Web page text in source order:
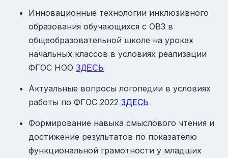
Инновационные технологии инклюзивного
образования обучающихся с ОВЗ в
общеобразовательной школе на уроках
начальных классов в условиях реализации
ФГОС НОО ЗДЕСЬ
Актуальные вопросы логопедии в условиях
работы по ФГОС 2022 ЗДЕСЬ
Формирование навыка смыслового чтения и
достижение результатов по показателю
функциональной грамотности у младших